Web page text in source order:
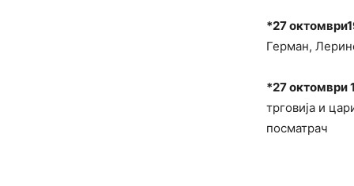
*27
Герман,
*27 октомври
трговија и
посматрач